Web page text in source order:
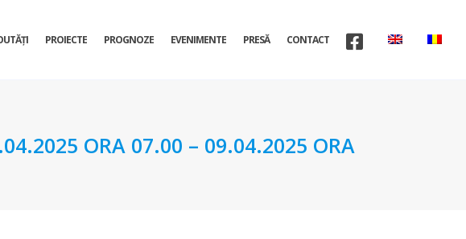
PROIECTE PROGNOZE EVENIMENTE PRESĂ CONTACT
ORA 07.00 – 09.04.2025 ORA